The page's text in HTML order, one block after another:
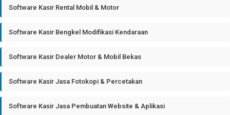
Software Kasir Rental Mobil & Motor
Software Kasir Bengkel Modifikasi Kendaraan
Software Kasir Dealer Motor & Mobil Bekas
Software Kasir Jasa Fotokopi & Percetakan
Software Kasir Jasa Pembuatan Website & Aplikasi